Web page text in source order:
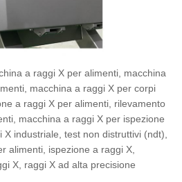
a raggi X per alimenti, macchina
macchina a raggi X per corpi
a raggi X per alimenti, rilevamento
macchina a raggi X per ispezione
industriale, test non distruttivi (ndt),
alimenti, ispezione a raggi X,
X, raggi X ad alta precisione